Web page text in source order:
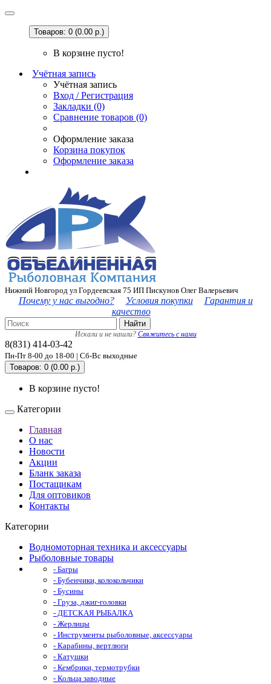
Товаров: 0 (0.00 р.)
В корзине пусто!
Учётная запись
Учётная запись
Вход / Регистрация
Закладки (0)
Сравнение товаров (0)
Оформление заказа
Корзина покупок
Оформление заказа
Нижний Новгород ул Гордеевская 75 ИП Пискунов Олег Валерьевич
Почему у нас выгодно? Условия покупки
Гарантия и
качество
Найти
Искали и не нашли? Свяжитесь с нами
8(831) 414-03-42
Пн-Пт 8-00 до 18-00 | Сб-Вс выходные
Товаров: 0 (0.00 р.)
В корзине пусто!
Категории
Главная
О нас
Новости
Акции
Бланк заказа
Постащикам
Для оптовиков
Контакты
Категории
Водномоторная техника и аксессуары
Рыболовные товары
- Багры
- Бубенчики, колокольчики
- Бусины
- Груза, джиг-головки
- ДЕТСКАЯ РЫБАЛКА
- Жерлицы
- Инструменты рыболовные, аксессуары
- Карабины, вертлюги
- Катушки
- Кембрики, термотрубки
- Кольца заводные